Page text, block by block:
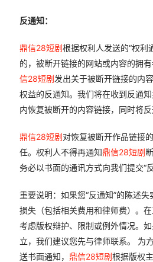
反通知：
鼎信28短剧根据权利人发送的“权利
的，被断开链接的网站或内容的拥
信28短剧发出关于被断开链接的内
权益的反通知。我们将在收到反通
内恢复被断开的内容链接，同时将反
鼎信28短剧对恢复被断开作品链接
任。权利人不得再通知鼎信28短剧
务必以书面的通讯方式向我们提交“反
重要说明：如果您“反通知”的陈述
损失（包括相关费用和律师费）。
考虑版权辩护、限制或例外情况。
立，我们建议您先与律师联系。 为
送书面通知， 鼎信28短剧根据版权